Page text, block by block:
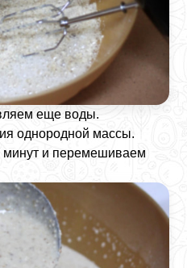
еще воды.
однородной массы.
минут и перемешиваем